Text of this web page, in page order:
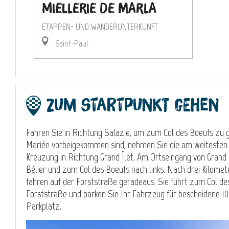
Miellerie de Marla
ETAPPEN- UND WANDERUNTERKUNFT
Saint-Paul
Gîte des Trois Roches
ETAPPEN- UND WANDERUNTERKUNFT
Saint-Paul
Gîte Hoareau Expedit
ETAPPEN- UND WANDERUNTERKUNFT
Saint-Paul
Gîte Hoareau Yolande
ETAPPEN- UND WANDERUNTERKUNFT
Saint-Paul
Gîte Giroday
ETAPPEN- UND WANDERUNTERKUNFT
Saint-Paul
Gîte Ti Piton
ETAPPEN- UND WANDERUNTERKUNFT
Saint-Paul
Fanélie César (Gîte)
ETAPPEN- UND WANDERUNTERKUNFT
Saint-Paul
Zum Startpunkt gehen
Fahren Sie in Richtung Salazie, um zum Col des Boeufs zu
Mariée vorbeigekommen sind, nehmen Sie die am
Kreuzung in Richtung Grand Îlet. Am Ortseingang von
Bélier und zum Col des Boeufs nach links. Nach drei
fahren auf der Forststraße geradeaus. Sie führt zum Col
Forststraße und parken Sie Ihr Fahrzeug für bescheidene
Parkplatz.